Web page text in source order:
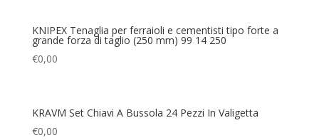
KNIPEX Tenaglia per ferraioli e cementisti tipo forte a
grande forza di taglio (250 mm) 99 14 250
€0,00
KRAVM Set Chiavi A Bussola 24 Pezzi In Valigetta
€0,00